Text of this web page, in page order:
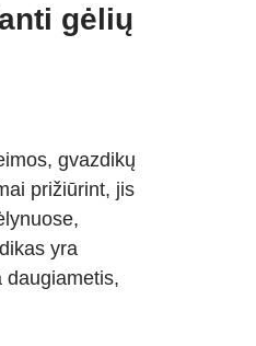
gėlių
gvazdikų
prižiūrint, jis
yra
daugiametis,